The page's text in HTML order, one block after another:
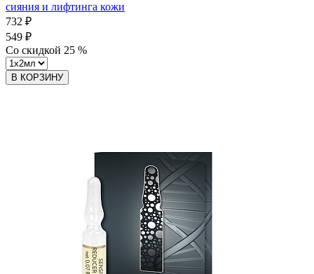
сияния и лифтинга кожи
732 ₽
549 ₽
Со скидкой 25 %
В КОРЗИНУ